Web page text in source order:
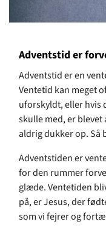
Adventstid er
Adventstid er en
Ventetid kan meget
uforskyldt, eller hvis
skulle med, er blevet
aldrig dukker op.
Adventstiden er
for den rummer
glæde. Ventetiden
på, er Jesus, der
som vi fejrer og